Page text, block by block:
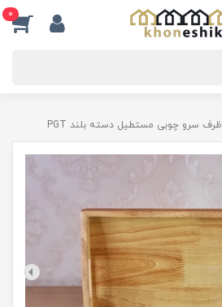
0
ظرف سرو چوبی مستطیل دسته بلند PGT